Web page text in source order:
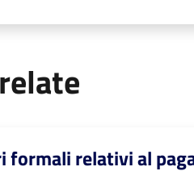
formali relativi al